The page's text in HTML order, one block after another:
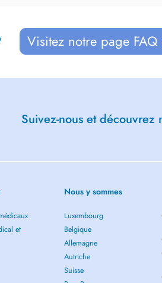
Visitez notre page FAQ
Suivez-nous et découvrez
et
Nous y sommes
Luxembourg
Belgique
Allemagne
Autriche
Suisse